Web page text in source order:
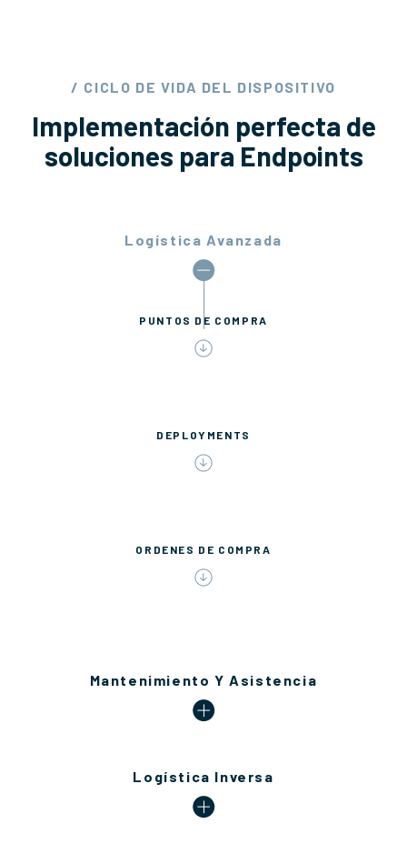
/ CICLO DE VIDA DEL DISPOSITIVO
Implementación perfecta de
soluciones para Endpoints
Logística Avanzada
PUNTOS DE COMPRA
DEPLOYMENTS
ORDENES DE COMPRA
Mantenimiento Y Asistencia
Logística Inversa